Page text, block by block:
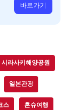
바로가기
시라사키해양공원
일본관광
스 혼슈여행